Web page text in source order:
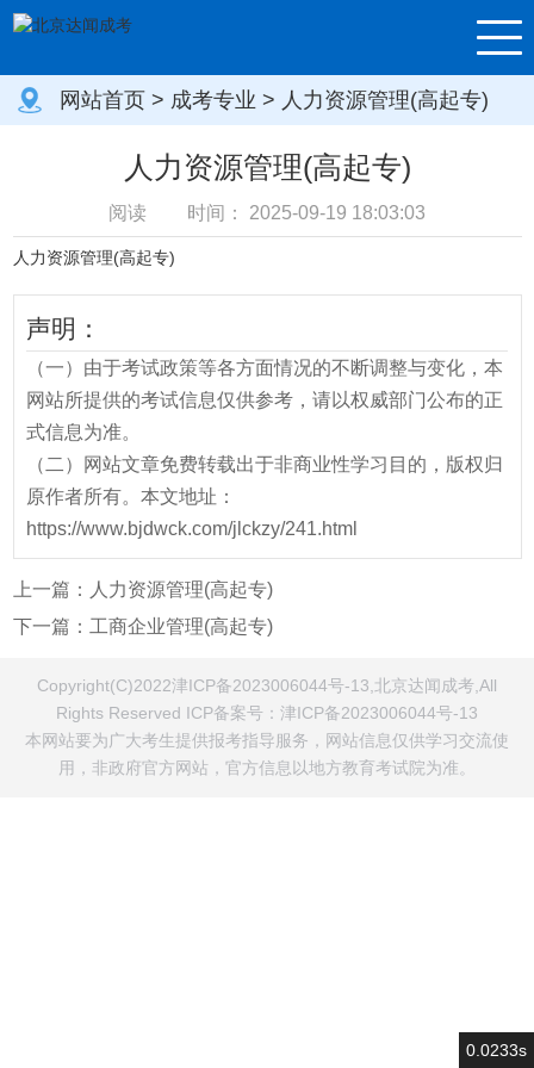
网站首页 > 成考专业 > 人力资源管理(高起专)
人力资源管理(高起专)
阅读 时间： 2025-09-19 18:03:03
人力资源管理(高起专)
声明：
（一）由于考试政策等各方面情况的不断调整与变化，本
网站所提供的考试信息仅供参考，请以权威部门公布的正
式信息为准。
（二）网站文章免费转载出于非商业性学习目的，版权归
原作者所有。本文地址：
https://www.bjdwck.com/jlckzy/241.html
上一篇：
人力资源管理(高起专)
下一篇： 工商企业管理(高起专)
Copyright(C)2022津ICP备2023006044号-13,北京达闻成考,All
Rights Reserved ICP备案号： 津ICP备2023006044号-13
本网站要为广大考生提供报考指导服务，网站信息仅供学习交流使
用，非政府官方网站，官方信息以地方教育考试院为准。
0.0233s